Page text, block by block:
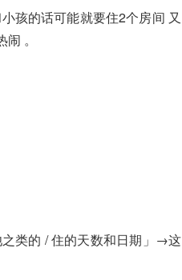
孩的话可能就要住2个房间 又
。
类的 / 住的天数和日期」→这